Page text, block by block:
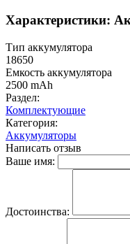
Характеристики:
Тип аккумулятора
18650
Емкость аккумулятора
2500 mAh
Раздел:
Комплектующие
Категория:
Аккумуляторы
Написать отзыв
Ваше имя:
Достоинства: